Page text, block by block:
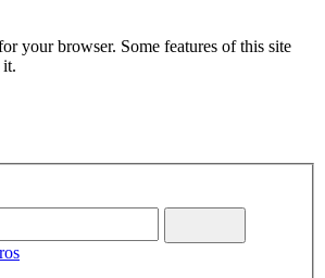
your browser. Some features of this site